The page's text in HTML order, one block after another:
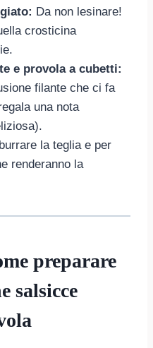
Da non lesinare!
crosticina
e provola a cubetti:
filante che ci fa
una nota
la teglia e per
renderanno la
preparare
salsicce